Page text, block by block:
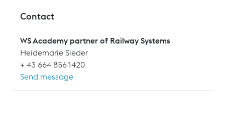
Contact
WS Academy partner of Railway Systems
Heidemarie Sieder
+ 43 664 8561420
Send message